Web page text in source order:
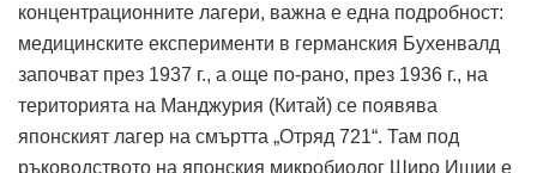
концентрационните лагери, важна е една подробност:
медицинските експерименти в германския Бухенвалд
започват през 1937 г., а още по-рано, през 1936 г., на
територията на Манджурия (Китай) се появява
японският лагер на смъртта „Отряд 721“. Там под
ръководството на японския микробиолог Широ Ишии е